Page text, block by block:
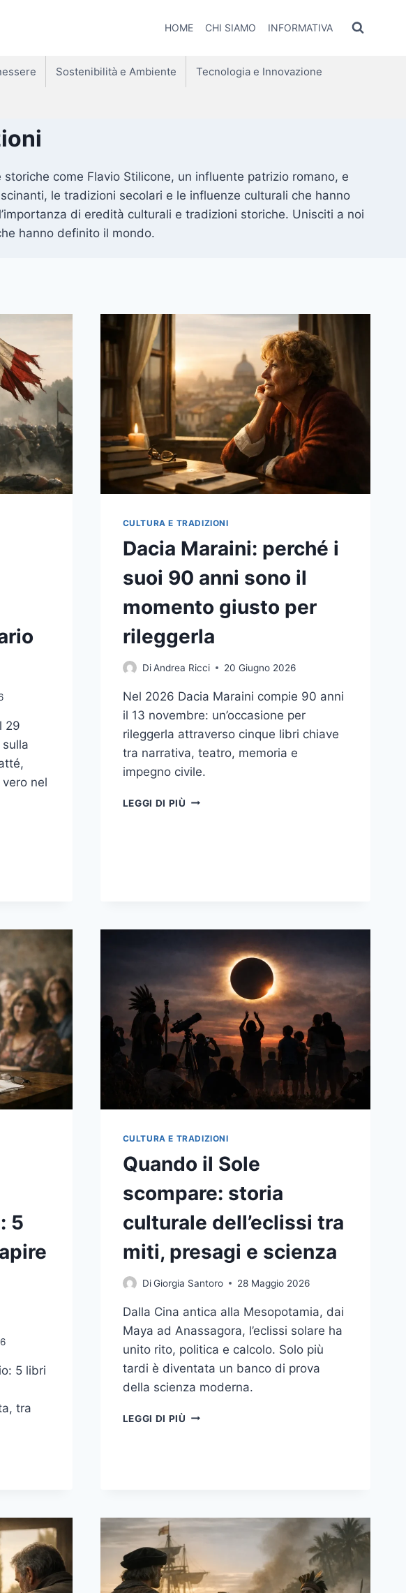
HOME CHI SIAMO INFORMATIVA
Sostenibilità e Ambiente Tecnologia e Innovazione
come Flavio Stilicone, un influente patrizio romano, e
le tradizioni secolari e le influenze culturali che hanno
di eredità culturali e tradizioni storiche. Unisciti a noi
hanno definito il mondo.
29
nel
CULTURA E TRADIZIONI
Dacia Maraini: perché i
suoi 90 anni sono il
momento giusto per
rileggerla
Di Andrea Ricci 20 Giugno 2026
Nel 2026 Dacia Maraini compie 90 anni
il 13 novembre: un’occasione per
rileggerla attraverso cinque libri chiave
tra narrativa, teatro, memoria e
impegno civile.
LEGGI DI PIÙ DACIA
MOMENTO
GIUSTO
RILEGGERLA
5
5 libri
tra
CULTURA E TRADIZIONI
Quando il Sole
scompare: storia
culturale dell’eclissi tra
miti, presagi e scienza
Di Giorgia Santoro 28 Maggio 2026
Dalla Cina antica alla Mesopotamia, dai
Maya ad Anassagora, l’eclissi solare ha
unito rito, politica e calcolo. Solo più
tardi è diventata un banco di prova
della scienza moderna.
LEGGI DI PIÙ QUANDO
TRA
PRESAGI
E
SCIENZA